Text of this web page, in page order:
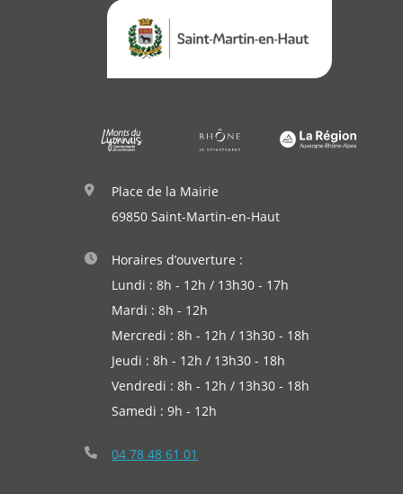
Place de la Mairie
69850 Saint-Martin-en-Haut
Horaires d’ouverture :
Lundi : 8h - 12h / 13h30 - 17h
Mardi : 8h - 12h
Mercredi : 8h - 12h / 13h30 - 18h
Jeudi : 8h - 12h / 13h30 - 18h
Vendredi : 8h - 12h / 13h30 - 18h
Samedi : 9h - 12h
04 78 48 61 01
Agenda
Actualités
Annuaire
Agenda
Actualités